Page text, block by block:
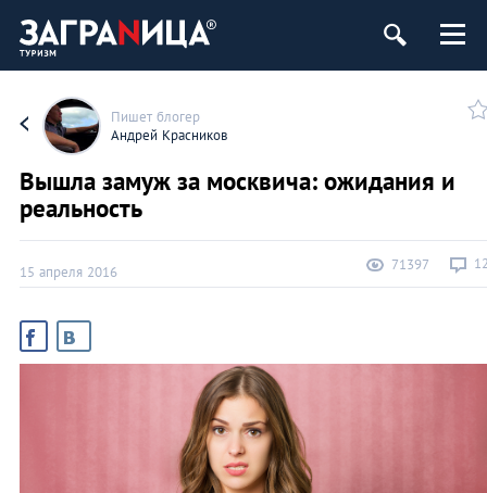
Пишет блогер
Андрей Красников
Вышла замуж за москвича: ожидания и
реальность
15 апреля 2016 71397